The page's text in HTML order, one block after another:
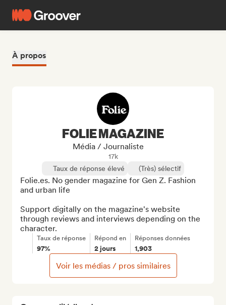
À propos
FOLIE MAGAZINE
Média / Journaliste
17k
Taux de réponse élevé
(Très) sélectif
Folie.es. No gender magazine for Gen Z. Fashion
and urban life
Support digitally on the magazine's website
through reviews and interviews depending on the
character.
Taux de réponse
97%
Répond en
2 jours
Réponses données
1,903
Voir les médias / pros similaires